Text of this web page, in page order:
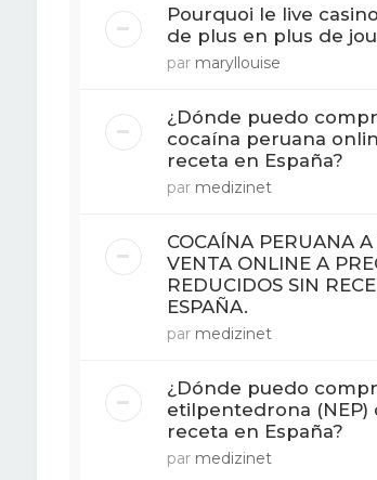
Pourquoi le live
de plus en plus de
par maryllouise
¿Dónde puedo
cocaína peruana
receta en España?
par medizinet
COCAÍNA PERUANA A
VENTA ONLINE A
REDUCIDOS SIN
ESPAÑA.
par medizinet
¿Dónde puedo
etilpentedrona (NEP)
receta en España?
par medizinet